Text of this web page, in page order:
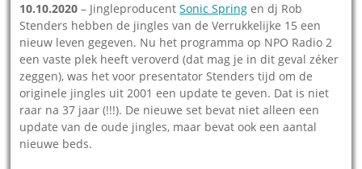
10.10.2020 – JingleproducentSonic Spring en dj Rob
Stenders hebben de jingles van de Verrukkelijke 15 een
nieuw leven gegeven. Nu het programma op NPO Radio 2
een vaste plek heeft veroverd (dat mag je in dit geval zéker
zeggen), was het voor presentator Stenders tijd om de
originele jingles uit 2001 een update te geven. Dat is niet
raar na 37 jaar (!!!). De nieuwe set bevat niet alleen een
update van de oude jingles, maar bevat ook een aantal
nieuwe beds.